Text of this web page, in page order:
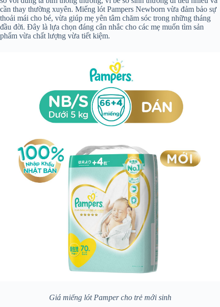
cần thay thường xuyên. Miếng lót Pampers Newborn vừa đảm bảo sự
thoải mái cho bé, vừa giúp mẹ yên tâm chăm sóc trong những tháng
đầu đời. Đây là lựa chọn đáng cân nhắc cho các mẹ muốn tìm sản
phẩm vừa chất lượng vừa tiết kiệm.
Giá miếng lót Pamper cho trẻ mới sinh